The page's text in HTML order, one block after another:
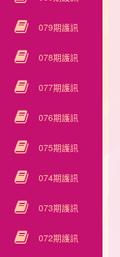
079期護訊
078期護訊
077期護訊
076期護訊
075期護訊
074期護訊
073期護訊
072期護訊